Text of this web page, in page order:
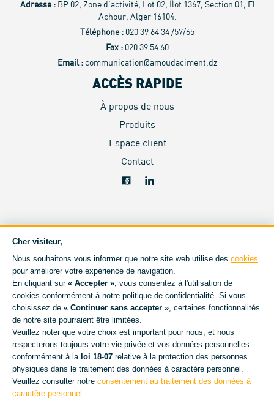
Adresse :BP 02, Zone d’activité, Lot 02, Îlot 1367, Section 01, El
Achour, Alger 16104.
Téléphone : 020 39 64 34 /57/65
Fax : 020 39 54 60
Email : communication@amoudaciment.dz
ACCÈS RAPIDE
À propos de nous
Produits
Espace client
Contact
Cher visiteur,
Nous souhaitons vous informer que notre site web utilise des cookies
pour améliorer votre expérience de navigation.
En cliquant sur « Accepter », vous consentez à l'utilisation de
cookies conformément à notre politique de confidentialité. Si vous
choisissez de « Continuer sans accepter », certaines fonctionnalités
de notre site pourraient être limitées.
Veuillez noter que votre choix est important pour nous, et nous
respecterons toujours votre vie privée et vos données personnelles
conformément à la loi 18-07 relative à la protection des personnes
physiques dans le traitement des données à caractère personnel.
Veuillez consulter notre consentement au traitement des données à
caractère personnel .